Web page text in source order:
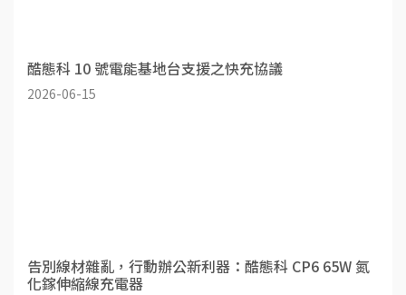
酷態科 10 號電能基地台支援之快充協議
2026-06-15
告別線材雜亂，行動辦公新利器：酷態科 CP6 65W 氮
化鎵伸縮線充電器